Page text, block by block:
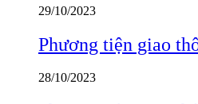
29/10/2023
Phương tiện giao
28/10/2023